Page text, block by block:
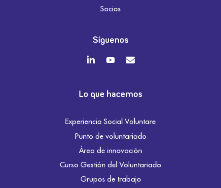
Socios
Síguenos
Lo que hacemos
Experiencia Social Voluntare
Punto de voluntariado
Área de innovación
Curso Gestión del Voluntariado
Grupos de trabajo